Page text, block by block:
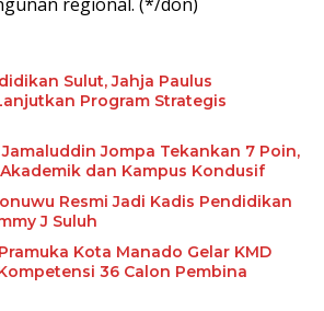
Sulut, Jahja Paulus
Program Strategis
Jompa Tekankan 7 Poin,
dan Kampus Kondusif
Resmi Jadi Kadis Pendidikan
J Suluh
Kota Manado Gelar KMD
36 Calon Pembina